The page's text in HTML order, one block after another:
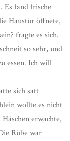
Es fand frische
Haustür öffnete,
fragte es sich.
so sehr, und
essen. Ich will
sich satt
wollte es nicht
erwachte,
Rübe war